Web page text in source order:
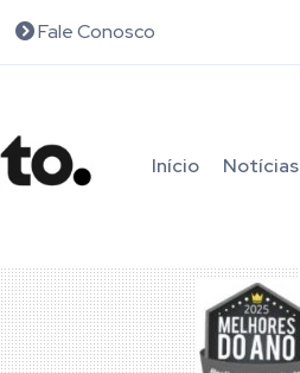
Fale Conosco
Início Notícias